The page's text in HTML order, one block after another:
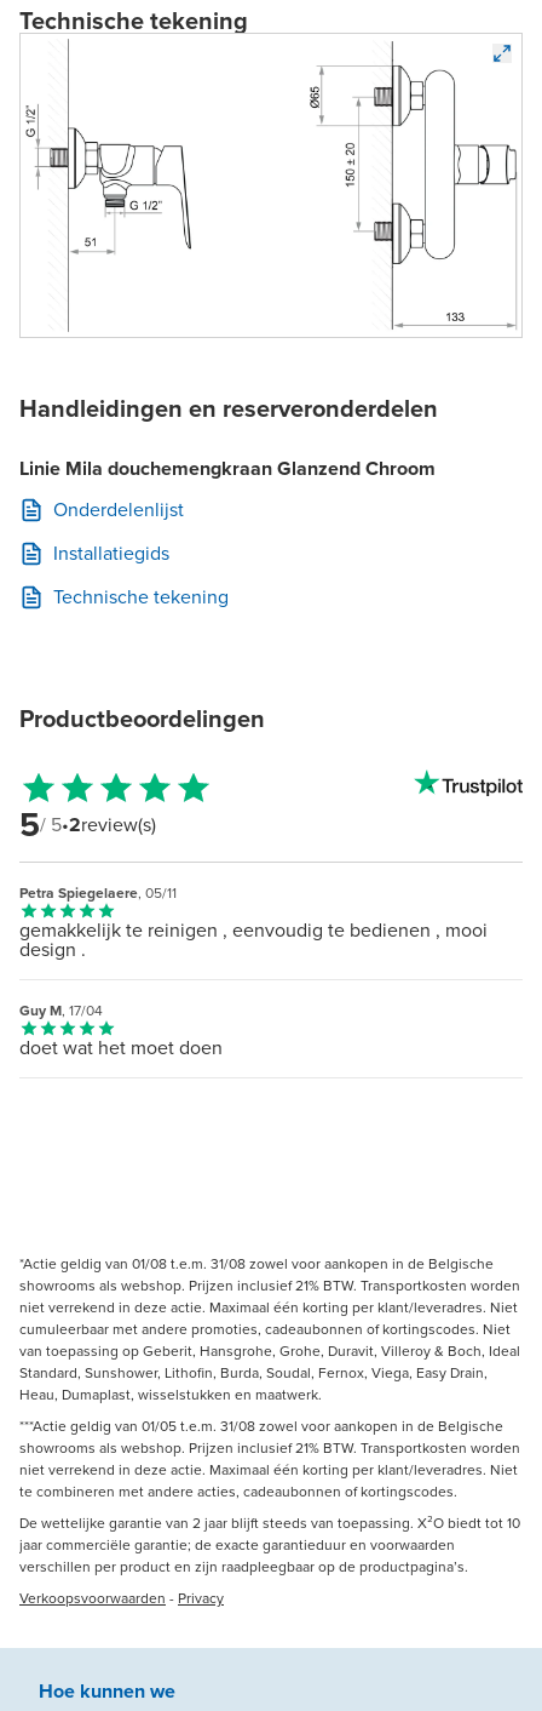
Technische tekening
Handleidingen en reserveronderdelen
Linie Mila douchemengkraan Glanzend Chroom
Onderdelenlijst
Installatiegids
Technische tekening
Productbeoordelingen
5/ 5•2review(s)
Petra Spiegelaere, 05/11
gemakkelijk te reinigen , eenvoudig te bedienen , mooi
design .
Guy M, 17/04
doet wat het moet doen
*Actie geldig van 01/08 t.e.m. 31/08 zowel voor aankopen in de Belgische
showrooms als webshop. Prijzen inclusief 21% BTW. Transportkosten worden
niet verrekend in deze actie. Maximaal één korting per klant/leveradres. Niet
cumuleerbaar met andere promoties, cadeaubonnen of kortingscodes. Niet
van toepassing op Geberit, Hansgrohe, Grohe, Duravit, Villeroy & Boch, Ideal
Standard, Sunshower, Lithofin, Burda, Soudal, Fernox, Viega, Easy Drain,
Heau, Dumaplast, wisselstukken en maatwerk.
***Actie geldig van 01/05 t.e.m. 31/08 zowel voor aankopen in de Belgische
showrooms als webshop. Prijzen inclusief 21% BTW. Transportkosten worden
niet verrekend in deze actie. Maximaal één korting per klant/leveradres. Niet
te combineren met andere acties, cadeaubonnen of kortingscodes.
De wettelijke garantie van 2 jaar blijft steeds van toepassing. X²O biedt tot 10
jaar commerciële garantie; de exacte garantieduur en voorwaarden
verschillen per product en zijn raadpleegbaar op de productpagina’s.
Verkoopsvoorwaarden - Privacy
Hoe kunnen we